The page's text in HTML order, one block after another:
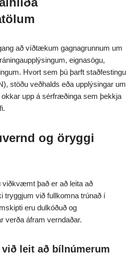
að víðtækum gagnagrunnum um
eignasögu,
Hvort sem þú þarft staðfestingu
stöðu veðhalds eða upplýsingar um
okkar upp á sérfræðinga sem þekkja
og öryggi
viðkvæmt það er að leita að
tryggjum við fullkomna trúnað í
eru dulkóðuð og
verða áfram verndaðar.
leit að bílnúmerum